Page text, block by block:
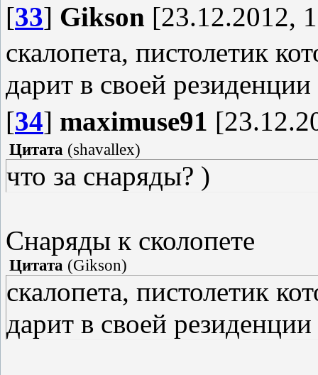
[33] Gikson [23.12.2012,
скалопета, пистолетик
дарит в своей
[34] maximuse91
Цитата (shavallex)
что за снаряды? )
Снаряды к сколопете
Цитата (Gikson)
скалопета, пистолетик
дарит в своей